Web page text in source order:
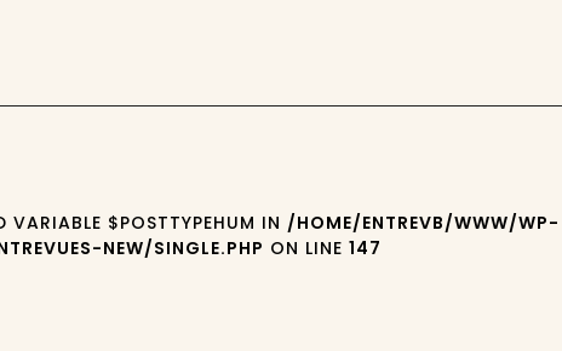
VARIABLE $POSTTYPEHUM IN /HOME/ENTREVB/WWW/WP-
NEW/SINGLE.PHP ON LINE147